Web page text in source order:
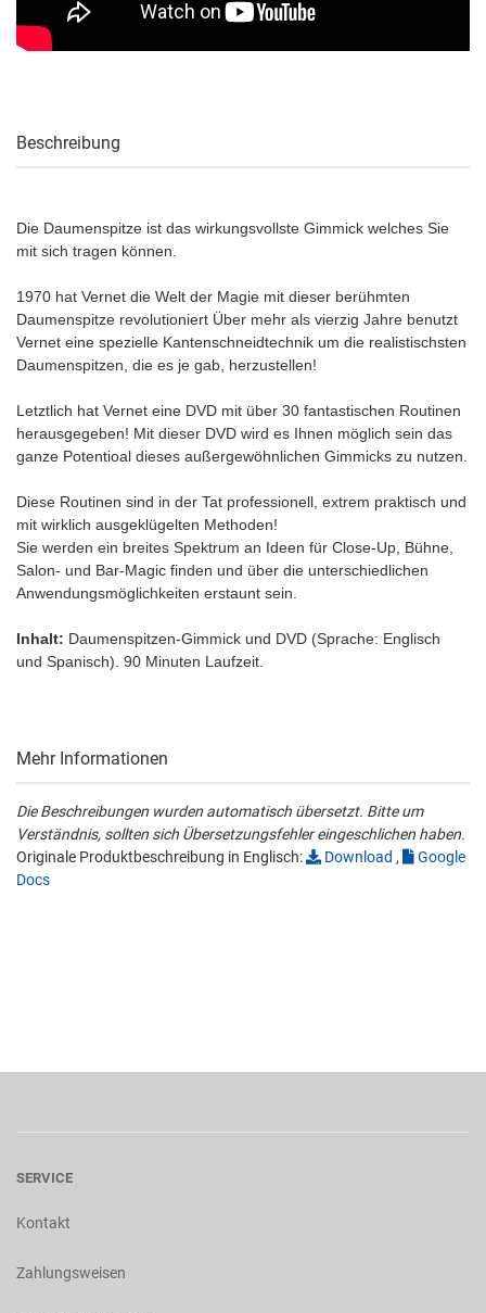
Beschreibung
Die Daumenspitze ist das wirkungsvollste Gimmick welches Sie
mit sich tragen können.
1970 hat Vernet die Welt der Magie mit dieser berühmten
Daumenspitze revolutioniert Über mehr als vierzig Jahre benutzt
Vernet eine spezielle Kantenschneidtechnik um die realistischsten
Daumenspitzen, die es je gab, herzustellen!
Letztlich hat Vernet eine DVD mit über 30 fantastischen Routinen
herausgegeben! Mit dieser DVD wird es Ihnen möglich sein das
ganze Potentioal dieses außergewöhnlichen Gimmicks zu nutzen.
Diese Routinen sind in der Tat professionell, extrem praktisch und
mit wirklich ausgeklügelten Methoden!
Sie werden ein breites Spektrum an Ideen für Close-Up, Bühne,
Salon- und Bar-Magic finden und über die unterschiedlichen
Anwendungsmöglichkeiten erstaunt sein.
Inhalt: Daumenspitzen-Gimmick und DVD (Sprache: Englisch
und Spanisch). 90 Minuten Laufzeit.
Mehr Informationen
Die Beschreibungen wurden automatisch übersetzt. Bitte um
Verständnis, sollten sich Übersetzungsfehler eingeschlichen haben.
Originale Produktbeschreibung in Englisch:
Download ,
Google
Docs
SERVICE
Kontakt
Zahlungsweisen